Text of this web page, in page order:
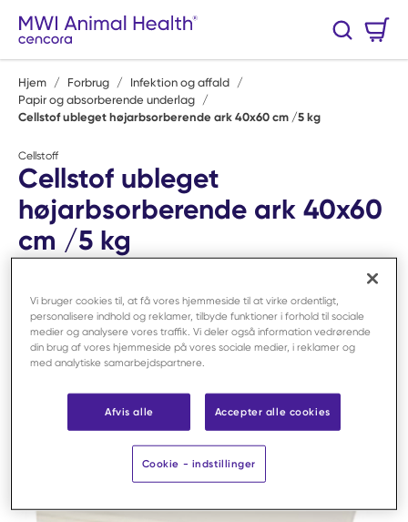
Spring til hovedindhold
Søg
Hjem / Forbrug / Infektion og affald /
Papir og absorberende underlag /
Cellstof ubleget højarbsorberende ark 40x60 cm /5 kg
Cellstoff
Cellstof ubleget
højarbsorberende ark 40x60
cm /5 kg
Vi bruger cookies til, at få vores hjemmeside til at virke ordentligt,
personalisere indhold og reklamer, tilbyde funktioner i forhold til sociale
medier og analysere vores traffik. Vi deler også information vedrørende
din brug af vores hjemmeside på vores sociale medier, i reklamer og
med analytiske samarbejdspartnere.
Afvis alle Accepter alle cookies
Cookie - indstillinger